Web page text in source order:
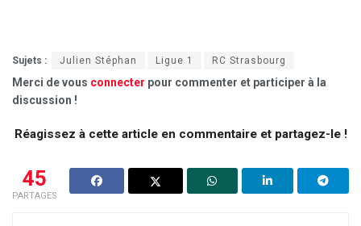
Sujets : Julien Stéphan Ligue 1 RC Strasbourg
Merci de vous connecter pour commenter et participer à la
discussion !
Réagissez à cette article en commentaire et partagez-le !
45
PARTAGES